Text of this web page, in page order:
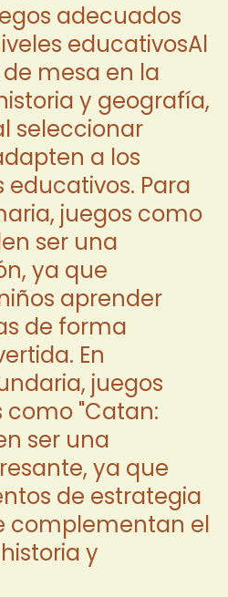
adecuados
educativosAl
mesa en la
y geografía,
seleccionar
a los
educativos. Para
juegos como
ser una
ya que
aprender
de forma
En
juegos
"Catan:
ser una
ya que
de estrategia
complementan el
y